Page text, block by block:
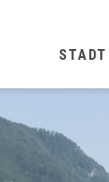
STADT